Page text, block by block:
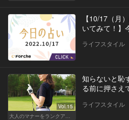
【10/17（月
いてみて！】
ライフスタイル
Vol.15
大人のマナーをランクアップせよ
知らないと恥
る前に押さえ
ライフスタイル